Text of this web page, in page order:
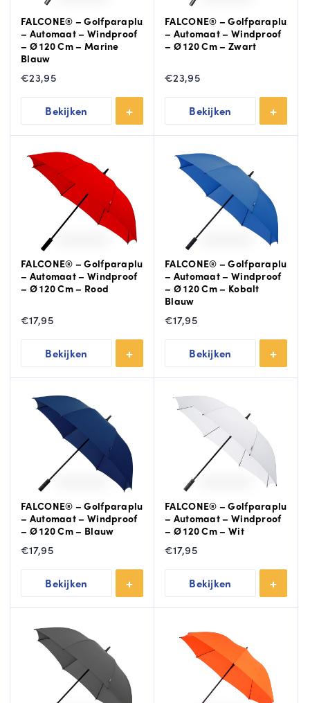
FALCONE® – Golfparaplu
– Automaat – Windproof
– Ø 120 Cm – Marine
Blauw
€23,95
Bekijken
FALCONE® – Golfparaplu
– Automaat – Windproof
– Ø 120 Cm – Zwart
€23,95
Bekijken
FALCONE® – Golfparaplu
– Automaat – Windproof
– Ø 120 Cm – Rood
€17,95
Bekijken
FALCONE® – Golfparaplu
– Automaat – Windproof
– Ø 120 Cm – Kobalt
Blauw
€17,95
Bekijken
FALCONE® – Golfparaplu
– Automaat – Windproof
– Ø 120 Cm – Blauw
€17,95
Bekijken
FALCONE® – Golfparaplu
– Automaat – Windproof
– Ø 120 Cm – Wit
€17,95
Bekijken